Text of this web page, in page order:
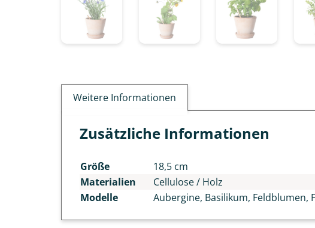
Weitere Informationen
Zusätzliche Informationen
Größe
18,5 cm
Materialien
Cellulose / Holz
Modelle
Aubergine, Basilikum, Feldblumen,